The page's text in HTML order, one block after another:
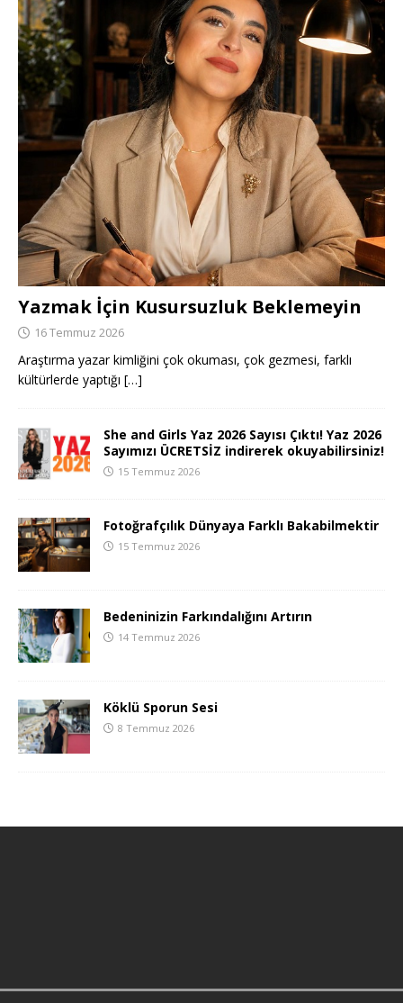
Yazmak İçin Kusursuzluk Beklemeyin
16 Temmuz 2026
Araştırma yazar kimliğini çok okuması, çok gezmesi, farklı
kültürlerde yaptığı […]
She and Girls Yaz 2026 Sayısı Çıktı! Yaz 2026
Sayımızı ÜCRETSİZ indirerek okuyabilirsiniz!
15 Temmuz 2026
Fotoğrafçılık Dünyaya Farklı Bakabilmektir
15 Temmuz 2026
Bedeninizin Farkındalığını Artırın
14 Temmuz 2026
Köklü Sporun Sesi
8 Temmuz 2026